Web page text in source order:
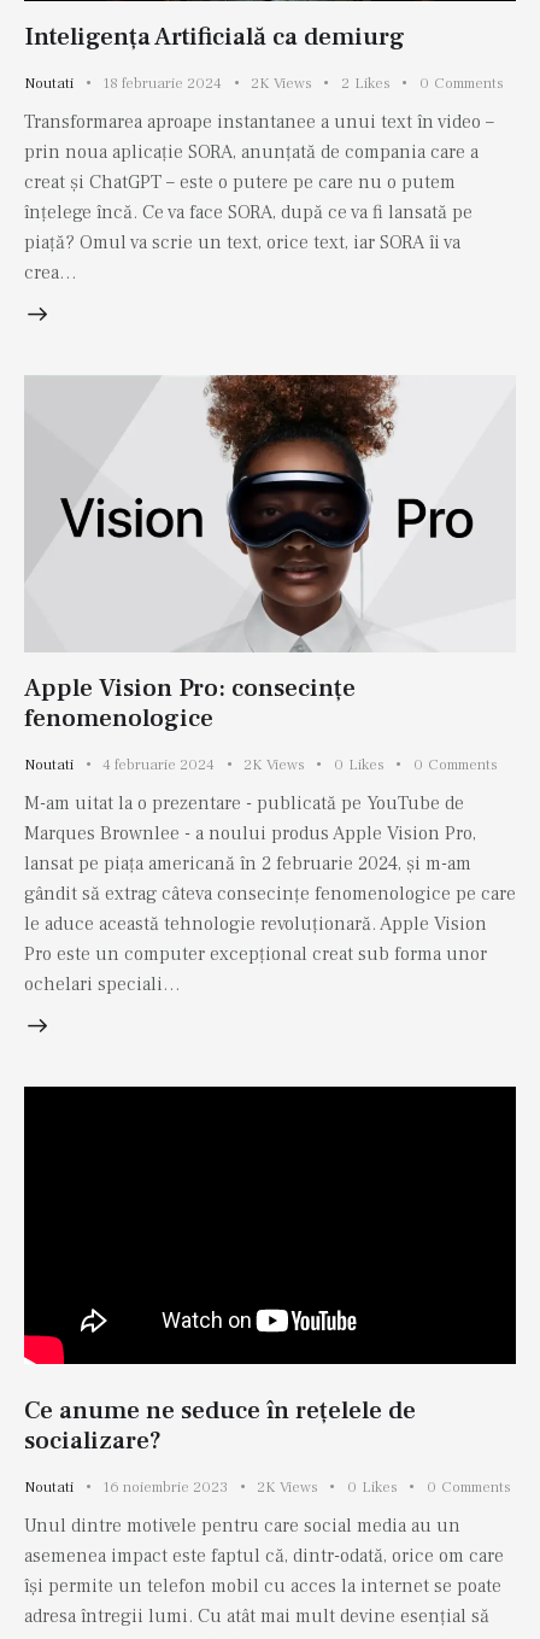
Inteligența Artificială ca demiurg
Noutati 18 februarie 2024 2K Views 2 Likes 0 Comments
Transformarea aproape instantanee a unui text în video –
prin noua aplicație SORA, anunțată de compania care a
creat și ChatGPT – este o putere pe care nu o putem
înțelege încă. Ce va face SORA, după ce va fi lansată pe
piață? Omul va scrie un text, orice text, iar SORA îi va
crea…
Apple Vision Pro: consecințe
fenomenologice
Noutati 4 februarie 2024 2K Views 0 Likes 0 Comments
M-am uitat la o prezentare - publicată pe YouTube de
Marques Brownlee - a noului produs Apple Vision Pro,
lansat pe piața americană în 2 februarie 2024, și m-am
gândit să extrag câteva consecințe fenomenologice pe care
le aduce această tehnologie revoluționară. Apple Vision
Pro este un computer excepțional creat sub forma unor
ochelari speciali…
Ce anume ne seduce în rețelele de
socializare?
Noutati 16 noiembrie 2023 2K Views 0 Likes 0 Comments
Unul dintre motivele pentru care social media au un
asemenea impact este faptul că, dintr-odată, orice om care
își permite un telefon mobil cu acces la internet se poate
adresa întregii lumi. Cu atât mai mult devine esențial să